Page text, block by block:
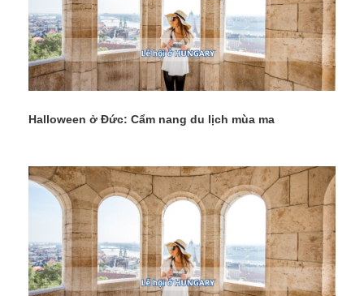
Halloween ở Đức: Cẩm nang du lịch mùa ma